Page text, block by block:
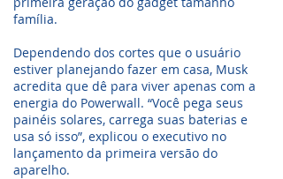
família.
Dependendo dos cortes que o usuário
estiver planejando fazer em casa, Musk
acredita que dê para viver apenas com a
energia do Powerwall. “Você pega seus
painéis solares, carrega suas baterias e
usa só isso”, explicou o executivo no
lançamento da primeira versão do
aparelho.